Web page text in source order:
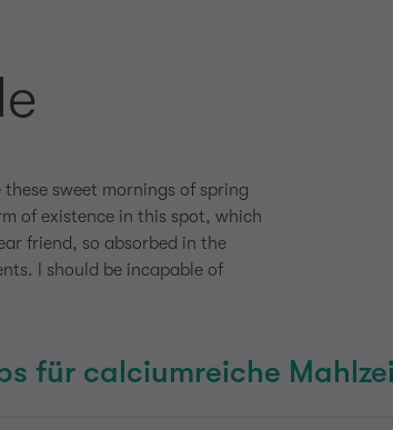
sweet mornings of spring
of existence in this spot, which
friend, so absorbed in the
I should be incapable of
für calciumreiche